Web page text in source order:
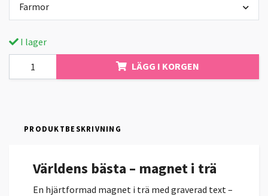
Farmor
I lager
LÄGG I KORGEN
PRODUKTBESKRIVNING
Världens bästa – magnet i trä
En hjärtformad magnet i trä med graverad text –